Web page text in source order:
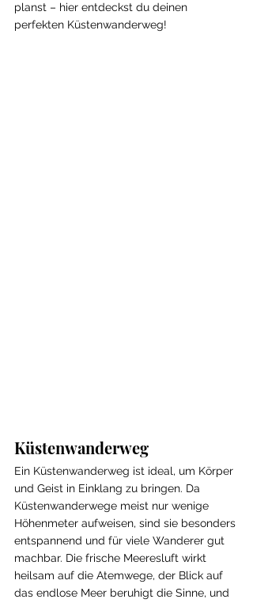
planst – hier entdeckst du deinen
perfekten Küstenwanderweg!
Küstenwanderweg
Ein Küstenwanderweg ist ideal, um Körper
und Geist in Einklang zu bringen. Da
Küstenwanderwege meist nur wenige
Höhenmeter aufweisen, sind sie besonders
entspannend und für viele Wanderer gut
machbar. Die frische Meeresluft wirkt
heilsam auf die Atemwege, der Blick auf
das endlose Meer beruhigt die Sinne, und